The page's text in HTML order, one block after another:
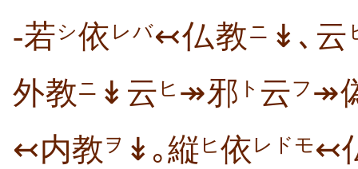
-若シ依 レバ↢仏教 ニ ↡､云
外教 ニ ↡云 ヒ ↠邪 ト 云フ ↠
↢内教ヲ ↡｡縦 ヒ 依レドモ↢